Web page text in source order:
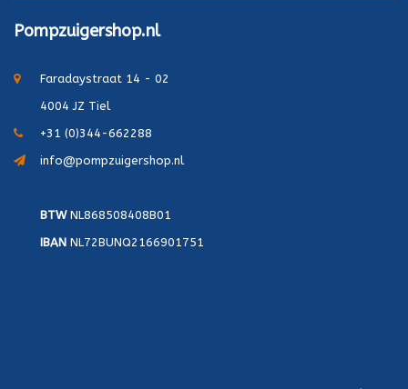
Pompzuigershop.nl
Faradaystraat 14 - 02
4004 JZ Tiel
+31 (0)344-662288
info@pompzuigershop.nl
BTWNL868508408B01
IBAN NL72BUNQ2166901751